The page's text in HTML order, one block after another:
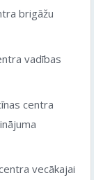
brigāžu
vadības
centra
vecākajai